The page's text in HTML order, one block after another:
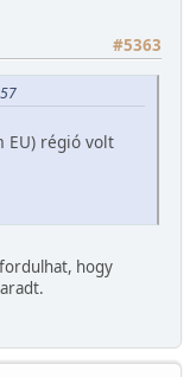
#5363
EU) régió volt
hogy